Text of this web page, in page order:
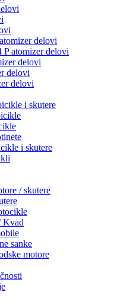
delovi
atomizer delovi
delovi
delovi
delovi
i skutere
i skutere
/ skutere
Kvad
sanke
motore